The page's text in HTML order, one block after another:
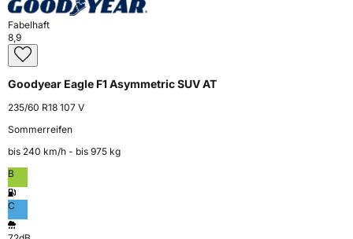
Fabelhaft
8,9
Goodyear Eagle F1 Asymmetric SUV AT
235/60 R18 107 V
Sommerreifen
bis 240 km⁠/⁠h - bis 975 kg
B
C